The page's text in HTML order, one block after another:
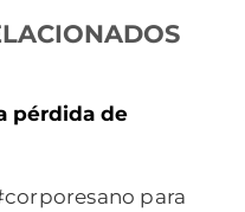
pérdida de
para